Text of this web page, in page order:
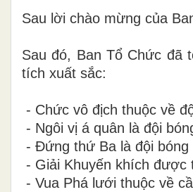
Sau lời chào mừng của
Sau đó, Ban Tổ Chức đã
tích xuất sắc:
- Chức vô địch thuộc về
- Ngôi vị á quân là đội
- Đứng thứ Ba là đội
- Giải Khuyến khích được
- Vua Phá lưới thuộc về